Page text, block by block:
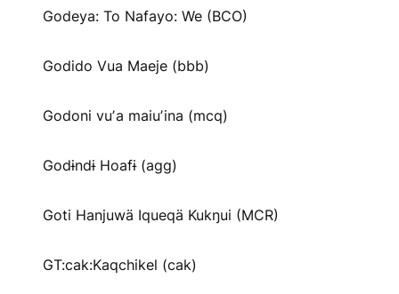
Godeya: To Nafayo: We (BCO)
Godido Vua Maeje (bbb)
Godoni vuʼa maiuʼina (mcq)
Godɨndɨ Hoafɨ (agg)
Goti Hanjuwä Iqueqä Kukŋui (MCR)
GT:cak:Kaqchikel (cak)